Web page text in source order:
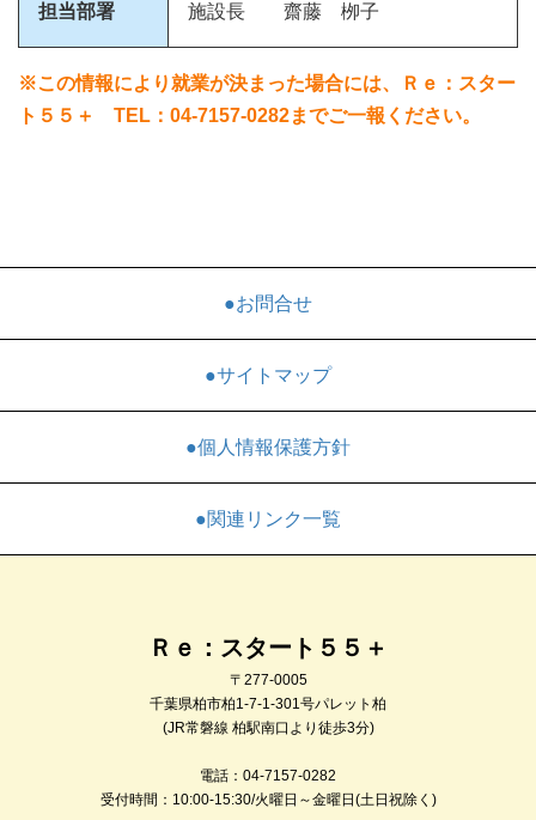
担当部署 施設長 齋藤 栁子
※この情報により就業が決まった場合には、Ｒｅ：スター
ト５５＋ TEL：04-7157-0282までご一報ください。
●お問合せ
●サイトマップ
●個人情報保護方針
●関連リンク一覧
Ｒｅ：スタート５５＋
〒277-0005
千葉県柏市柏1-7-1-301号パレット柏
(JR常磐線 柏駅南口より徒歩3分)
電話：04-7157-0282
受付時間：10:00-15:30/火曜日～金曜日(土日祝除く)